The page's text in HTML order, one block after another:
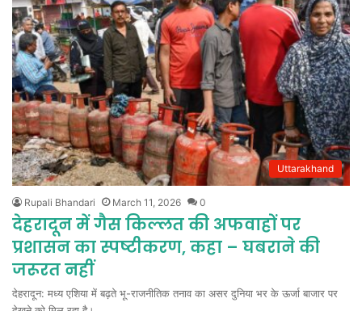
Uttarakhand
Rupali Bhandari March 11, 2026 0
देहरादून में गैस किल्लत की अफवाहों पर
प्रशासन का स्पष्टीकरण, कहा – घबराने की
जरूरत नहीं
देहरादून: मध्य एशिया में बढ़ते भू-राजनीतिक तनाव का असर दुनिया भर के ऊर्जा बाजार पर